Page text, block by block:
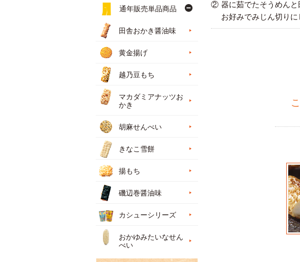
② 器に茹でたそうめんと
お好みでみじん切りに
通年販売単品商品
田舎おかき醤油味
黄金揚げ
越乃豆もち
マカダミアナッツお
かき
胡麻せんべい
きなこ雪餅
揚もち
磯辺巻醤油味
カシューシリーズ
おかゆみたいなせん
べい